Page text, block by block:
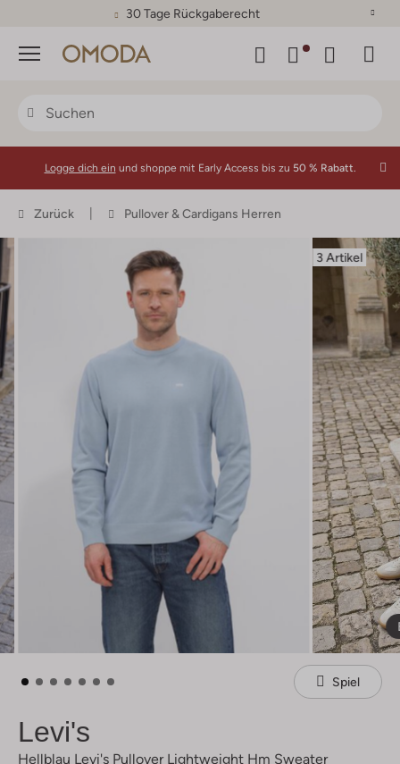
30 Tage Rückgaberecht
Menü
Logge dich ein und shoppe mit Early Access bis zu 50 % Rabatt.
Zurück Pullover & Cardigans Herren
3 Artikel
Spiel
Levi's
Hellblau Levi's Pullover Lightweight Hm Sweater